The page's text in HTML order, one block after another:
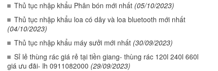
Thủ tục nhập khẩu Phân bón mới nhất (05/10/2023)
Thủ tục nhập khẩu loa có dây và loa bluetooth mới nhất
(04/10/2023)
Thủ tục nhập khẩu máy sưởi mới nhất (30/09/2023)
Sỉ lẻ thùng rác giá rẻ tại tiền giang- thùng rác 120l 240l 660l
giá ưu đãi- lh 0911082000 (29/09/2023)